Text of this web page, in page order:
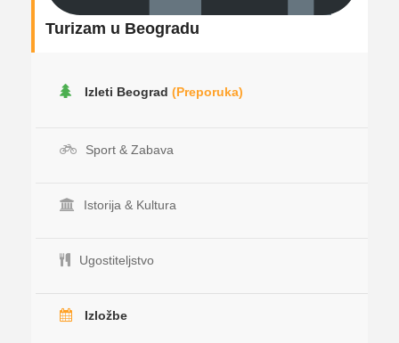
Turizam u Beogradu
Izleti Beograd (Preporuka)
Sport & Zabava
Istorija & Kultura
Ugostiteljstvo
Izložbe